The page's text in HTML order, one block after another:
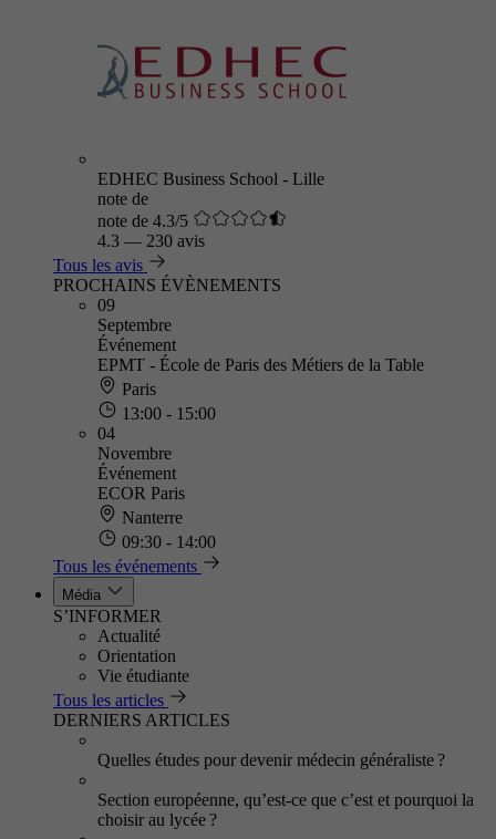
EDHEC Business School - Lille
note de
note de 4.3/5
4.3 — 230 avis
Tous les avis
PROCHAINS ÉVÈNEMENTS
09
Septembre
Événement
EPMT - École de Paris des Métiers de la Table
Paris
13:00 - 15:00
04
Novembre
Événement
ECOR Paris
Nanterre
09:30 - 14:00
Tous les événements
Média
S’INFORMER
Actualité
Orientation
Vie étudiante
Tous les articles
DERNIERS ARTICLES
Quelles études pour devenir médecin généraliste ?
Section européenne, qu’est-ce que c’est et pourquoi la
choisir au lycée ?